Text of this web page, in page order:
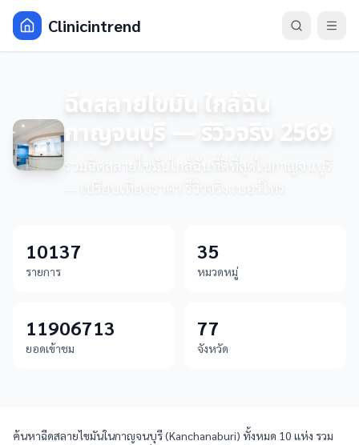
Clinicintrend
ฉีดสลายไขมัน ใกล้ฉัน
กาญจนบุรี — รีวิวจริง 2569
รวมฉีดสลายไขมันใกล้ฉันที่ดีที่สุดในกาญจนบุรี
— เปรียบเทียบราคา รีวิวจริง เบอร์โทร
10137
รายการ
35
หมวดหมู่
11906713
ยอดเข้าชม
77
จังหวัด
ค้นหาฉีดสลายไขมันในกาญจนบุรี (Kanchanaburi) ทั้งหมด 10 แห่ง รวม